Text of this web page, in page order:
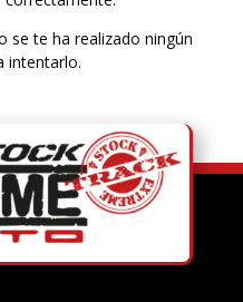
se te ha realizado ningún
intentarlo.